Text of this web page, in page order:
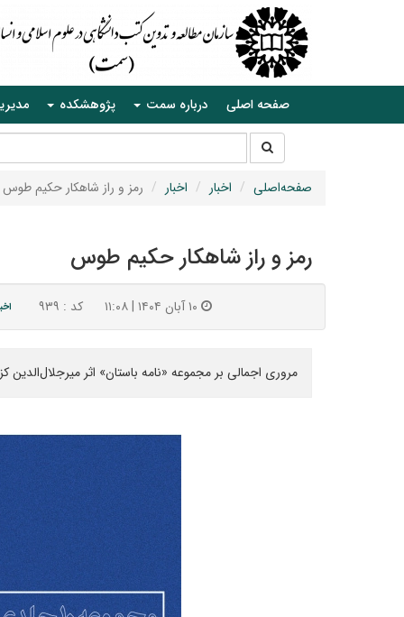
صفحه اصلی درباره سمت پژوهشکده
جستجو
در
سایت صفحه‌اصلی اخبار اخبار رمز و راز شاهکار حکیم طوس
رمز و راز شاهکار حکیم طوس
کد : ۹۳۹
مروری اجمالی بر مجموعه‌ «نامه باستان» اثر میرجلال‌الدین